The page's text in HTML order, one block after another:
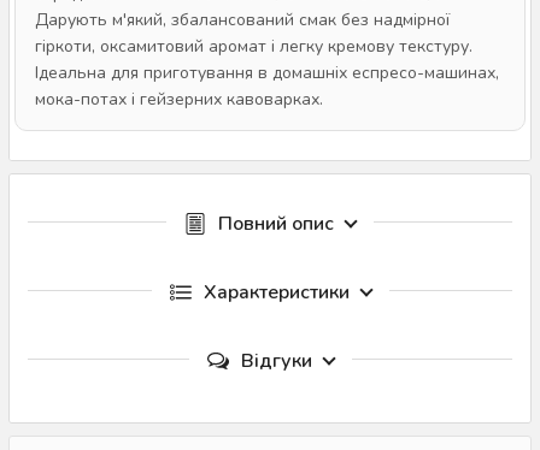
Дарують м'який, збалансований смак без надмірної
гіркоти, оксамитовий аромат і легку кремову текстуру.
Ідеальна для приготування в домашніх еспресо-машинах,
мока-потах і гейзерних кавоварках.
Повний опис
Характеристики
Відгуки